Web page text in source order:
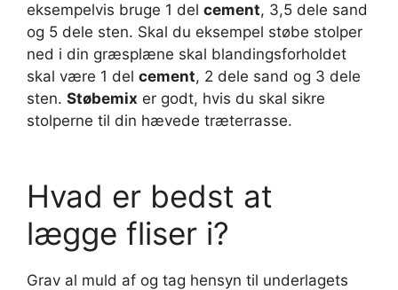
eksempelvis bruge 1 del cement, 3,5 dele sand
og 5 dele sten. Skal du eksempel støbe stolper
ned i din græsplæne skal blandingsforholdet
skal være 1 del cement, 2 dele sand og 3 dele
sten. Støbemix er godt, hvis du skal sikre
stolperne til din hævede træterrasse.
Hvad er bedst at
lægge fliser i?
Grav al muld af og tag hensyn til underlagets